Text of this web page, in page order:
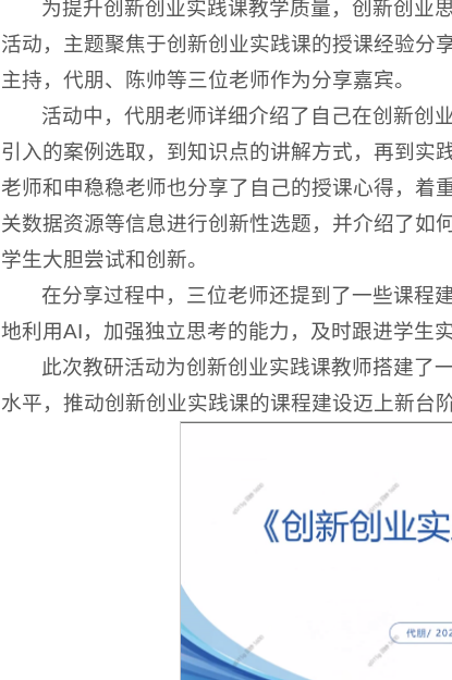
为提升创新创业实践课教学质量，创新创业
活动，主题聚焦于创新创业实践课的授课经验分
主持，代朋、陈帅等三位老师作为分享嘉宾。
活动中，代朋老师详细介绍了自己在创新创
引入的案例选取，到知识点的讲解方式，再到实
老师和申稳稳老师也分享了自己的授课心得，着
关数据资源等信息进行创新性选题，并介绍了如
学生大胆尝试和创新。
在分享过程中，三位老师还提到了一些课程
地利用AI，加强独立思考的能力，及时跟进学生
此次教研活动为创新创业实践课教师搭建了
水平，推动创新创业实践课的课程建设迈上新台阶